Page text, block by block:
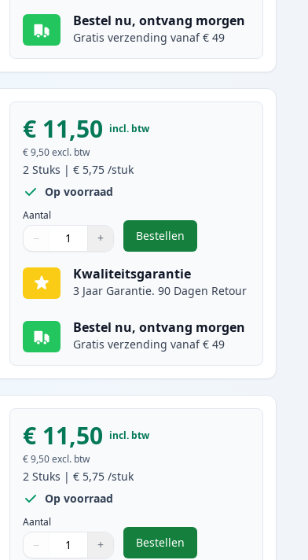
Bestel nu, ontvang morgen
Gratis verzending vanaf € 49
€ 11,50 incl. btw
€ 9,50 excl. btw
2 Stuks |€ 5,75 /stuk
Op voorraad
Aantal
Aantal
Gebruik de knoppen om aan te passen
− +
Aantal 1
Bestellen
,2 stuks Brother
Kwaliteitsgarantie
3 Jaar Garantie. 90 Dagen Retour
Bestel nu, ontvang morgen
Gratis verzending vanaf € 49
€ 11,50 incl. btw
€ 9,50 excl. btw
2 Stuks |€ 5,75 /stuk
Op voorraad
Aantal
Aantal
Gebruik de knoppen om aan te passen
− +
Aantal 1
Bestellen
,2 stuks Brother LC1000C